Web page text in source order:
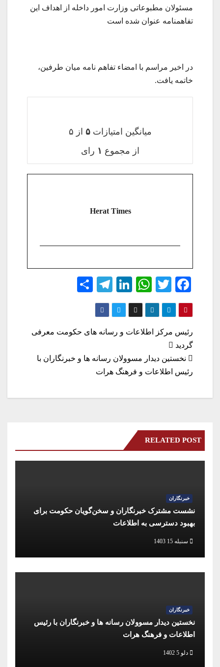
مسئولان مطبوعاتی وزارت امور داخله از اهداف این
تفاهمنامه عنوان شده است
در اخیر مراسم با امضاء تفاهم نامه میان طرفین،
خاتمه یافت.
میانگین امتیازات۵ از ۵
از مجموع ۱ رای
Herat Times
Fa
ce
bo
ok
T
wi
tte
r
W
ha
ts
A
Li
nk
ed
In
Te
le
gr
a
راهبری
نوشته
رئیس مرکز اطلاعات و رسانه های حکومت معرفی
گردید
نخستین دیدار مسوولان رسانه ها و خبرنگاران با
رئیس اطلاعات و فرهنگ هرات
RELATED POST
خبرنگاران
نشست مشترک خبرنگاران و سخن‌گویان حکومت برای
بهبود دسترسی به اطلاعات
سنبله 15 1403
خبرنگاران
نخستین دیدار مسوولان رسانه ها و خبرنگاران با رئیس
اطلاعات و فرهنگ هرات
دلو 5 1402